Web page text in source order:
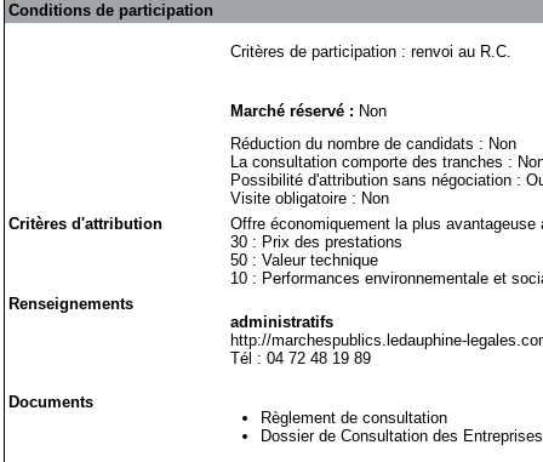
Conditions de participation
Critères de participation : renvoi au R.C.
Marché réservé : Non
Réduction du nombre de candidats : Non
La consultation comporte des tranches :
Possibilité d'attribution sans négociation :
Visite obligatoire : Non
Critères d'attribution
Offre économiquement la plus
30 : Prix des prestations
50 : Valeur technique
10 : Performances environnementale et
Renseignements
administratifs
http://marchespublics.ledauphine-
Tél : 04 72 48 19 89
Documents
Règlement de consultation
Dossier de Consultation des Entreprises